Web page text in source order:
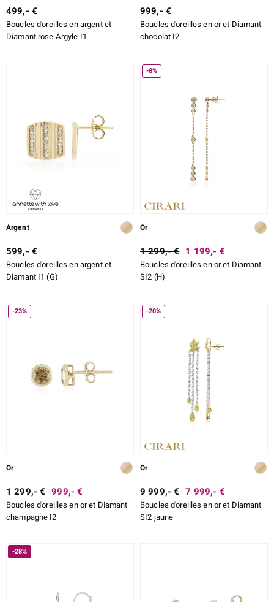
499,- €
Boucles d'oreilles en argent et
Diamant rose Argyle I1
999,- €
Boucles d'oreilles en or et Diamant
chocolat I2
Argent
599,- €
Boucles d'oreilles en argent et
Diamant I1 (G)
-8%
Or
1 299,- € 1 199,- €
Boucles d'oreilles en or et Diamant
SI2 (H)
-23%
Or
1 299,- € 999,- €
Boucles d'oreilles en or et Diamant
champagne I2
-20%
Or
9 999,- € 7 999,- €
Boucles d'oreilles en or et Diamant
SI2 jaune
-28%